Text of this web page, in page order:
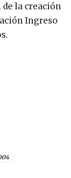
de la creación
Ingreso